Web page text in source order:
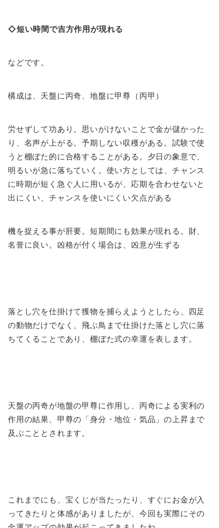
◇短い時間で吉方作用が現れる
などです。
構成は、天盤に丙奇、地盤に甲尊（丙甲）
労せずして功あり。思いがけないことで金が儲かった
り、名声が上がる。予期しない収穫がある。試験で使
うと棚ぼた的に合格することがある。夕日の象意で、
明るいが急に落ちていく。使い方としては、チャンス
に時期が短く急ぐ人に用いるが、応期を合わせないと
出にくい、チャンスを使いにくい欠点がある
機を捉える事が肝要。短期間にも効果が現れる。財、
名誉に良い。凶格が付く場合は、凶意が生ずる
落とし穴を仕掛けて獲物を捕らえようとしたら、四足
の動物だけでなく、飛ぶ鳥まで仕掛けた落とし穴に落
ちてくることであり、棚ぼた式の幸運を表します。
天盤の丙奇が地盤の甲尊に作用し、丙奇による実利の
作用の結果、甲尊の「身分・地位・気品」の上昇まで
及ぶこととされます。
これまでにも、宝くじが当たったり、すぐにお金が入
ってきたりと体感がありましたが、今回も実際にその